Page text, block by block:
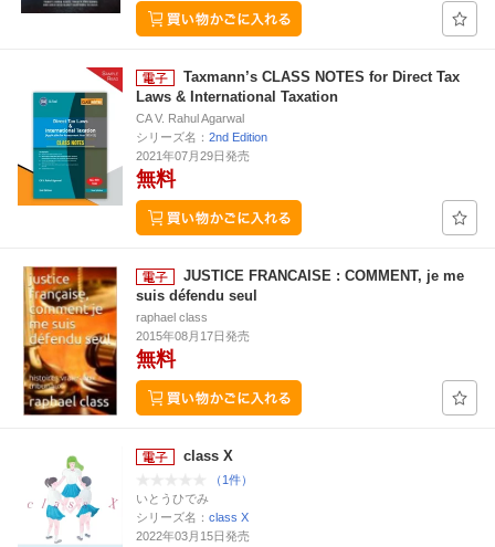
Taxmann’s CLASS NOTES for Direct Tax
Laws & International Taxation
CA V. Rahul Agarwal
シリーズ名： 2nd Edition
2021年07月29日発売
無料
JUSTICE FRANCAISE : COMMENT, je me
suis défendu seul
raphael class
2015年08月17日発売
無料
class X
（1件）
いとうひでみ
シリーズ名： class X
2022年03月15日発売